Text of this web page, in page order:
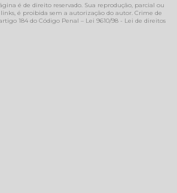
é de direito reservado. Sua reprodução, parcial ou
é proibida sem a autorização do autor. Crime de
184 do Código Penal – Lei 9610/98 - Lei de direitos